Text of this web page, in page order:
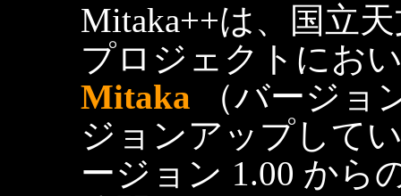
Mitaka++は、国立
プロジェクトにお
Mitaka （バージョ
ジョンアップして
ージョン 1.00 から